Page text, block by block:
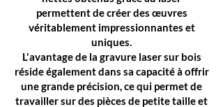
permettent de créer des œuvres
véritablement impressionnantes et
uniques.
L'avantage de la gravure laser sur bois
réside également dans sa capacité à offrir
une grande précision, ce qui permet de
travailler sur des pièces de petite taille et